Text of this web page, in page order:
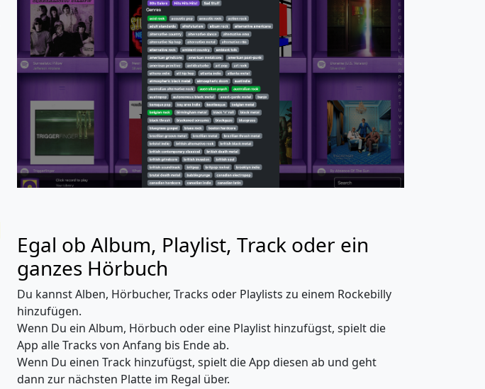
Egal ob Album, Playlist, Track oder ein
ganzes Hörbuch
Du kannst Alben, Hörbucher, Tracks oder Playlists zu einem Rockebilly
hinzufügen.
Wenn Du ein Album, Hörbuch oder eine Playlist hinzufügst, spielt die
App alle Tracks von Anfang bis Ende ab.
Wenn Du einen Track hinzufügst, spielt die App diesen ab und geht
dann zur nächsten Platte im Regal über.